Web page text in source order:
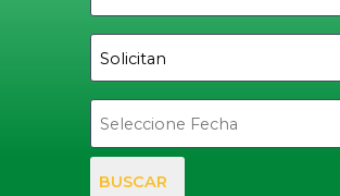
BUSCAR